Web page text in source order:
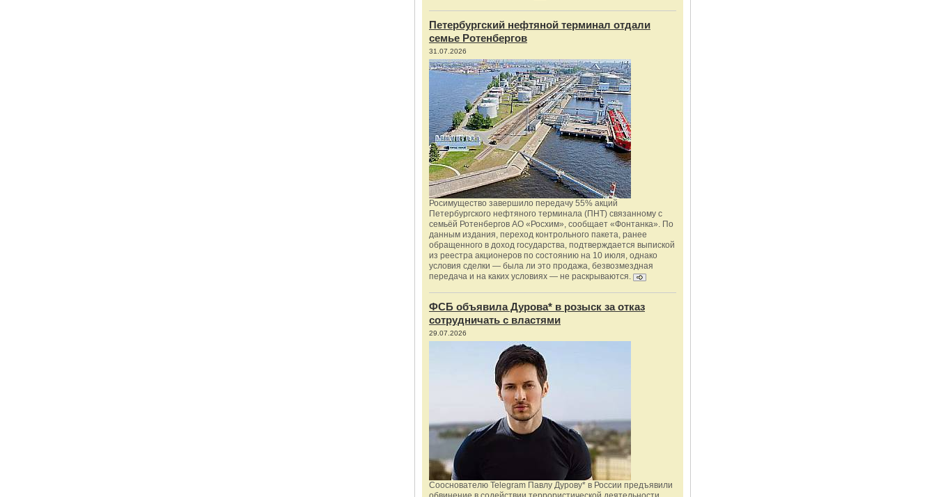
Петербургский нефтяной терминал отдали
семье Ротенбергов
31.07.2026
Росимущество завершило передачу 55% акций
Петербургского нефтяного терминала (ПНТ) связанному с
семьёй Ротенбергов АО «Росхим», сообщает «Фонтанка». По
данным издания, переход контрольного пакета, ранее
обращенного в доход государства, подтверждается выпиской
из реестра акционеров по состоянию на 10 июля, однако
условия сделки — была ли это продажа, безвозмездная
передача и на каких условиях — не раскрываются.
ФСБ объявила Дурова* в розыск за отказ
сотрудничать с властями
29.07.2026
Сооснователю Telegram Павлу Дурову* в России предъявили